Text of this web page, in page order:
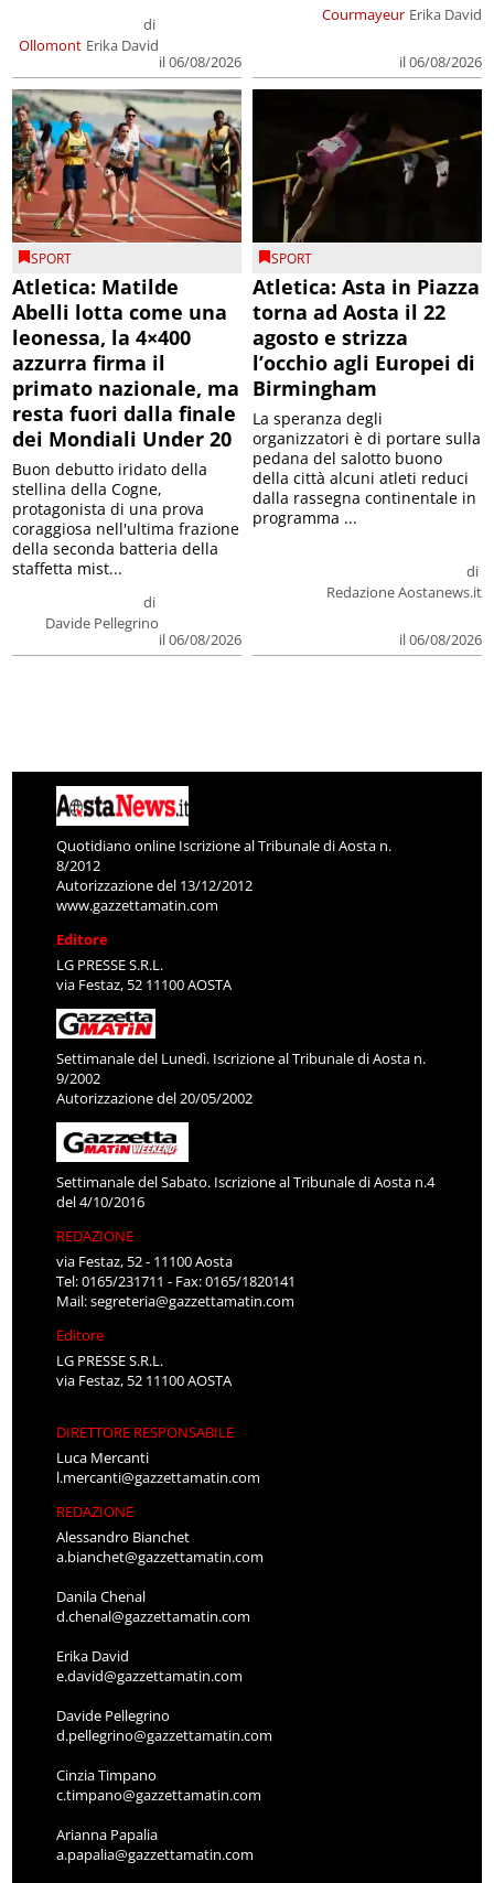
Ollomont
di
Erika David
il 06/08/2026
Courmayeur Erika David
il 06/08/2026
SPORT
Atletica: Matilde
Abelli lotta come una
leonessa, la 4×400
azzurra firma il
primato nazionale, ma
resta fuori dalla finale
dei Mondiali Under 20
di
Davide Pellegrino
il 06/08/2026
Buon debutto iridato della
stellina della Cogne,
protagonista di una prova
coraggiosa nell'ultima frazione
della seconda batteria della
staffetta mist...
SPORT
Atletica: Asta in Piazza
torna ad Aosta il 22
agosto e strizza
l’occhio agli Europei di
Birmingham
di
Redazione Aostanews.it
il 06/08/2026
La speranza degli
organizzatori è di portare sulla
pedana del salotto buono
della città alcuni atleti reduci
dalla rassegna continentale in
programma ...
Quotidiano online Iscrizione al Tribunale di Aosta n.
8/2012
Autorizzazione del 13/12/2012
www.gazzettamatin.com
Editore
LG PRESSE S.R.L.
via Festaz, 52 11100 AOSTA
Settimanale del Lunedì. Iscrizione al Tribunale di Aosta n.
9/2002
Autorizzazione del 20/05/2002
Settimanale del Sabato. Iscrizione al Tribunale di Aosta n.4
del 4/10/2016
REDAZIONE
via Festaz, 52 - 11100 Aosta
Tel: 0165/231711 - Fax: 0165/1820141
Mail:segreteria@gazzettamatin.com
Editore
LG PRESSE S.R.L.
via Festaz, 52 11100 AOSTA
DIRETTORE RESPONSABILE
Luca Mercanti
l.mercanti@gazzettamatin.com
REDAZIONE
Alessandro Bianchet
a.bianchet@gazzettamatin.com
Danila Chenal
d.chenal@gazzettamatin.com
Erika David
e.david@gazzettamatin.com
Davide Pellegrino
d.pellegrino@gazzettamatin.com
Cinzia Timpano
c.timpano@gazzettamatin.com
Arianna Papalia
a.papalia@gazzettamatin.com